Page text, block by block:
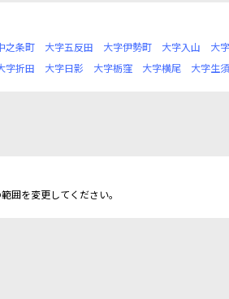
之条町 大字五反田 大字伊勢町 大字入山 大
字折田 大字日影 大字栃窪 大字横尾 大字生須
囲を変更してください。